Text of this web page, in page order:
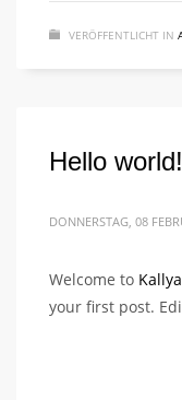
VERÖFFENTLICHT IN
Hello world!
DONNERSTAG, 08
Welcome to
your first post.